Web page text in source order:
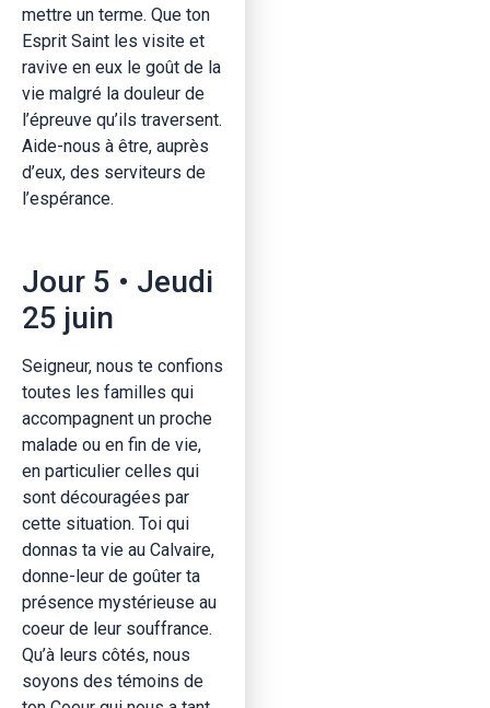
mettre un terme. Que ton
Esprit Saint les visite et
ravive en eux le goût de la
vie malgré la douleur de
l’épreuve qu’ils traversent.
Aide-nous à être, auprès
d’eux, des serviteurs de
l’espérance.
Jour 5 • Jeudi
25 juin
Seigneur, nous te confions
toutes les familles qui
accompagnent un proche
malade ou en fin de vie,
en particulier celles qui
sont découragées par
cette situation. Toi qui
donnas ta vie au Calvaire,
donne-leur de goûter ta
présence mystérieuse au
coeur de leur souffrance.
Qu’à leurs côtés, nous
soyons des témoins de